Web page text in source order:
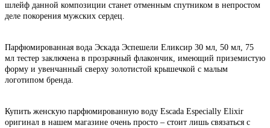
шлейф данной композиции станет отменным спутником в непростом
деле покорения мужских сердец.
Парфюмированная вода Эскада Эспешели Еликсир 30 мл, 50 мл, 75
мл тестер заключена в прозрачный флакончик, имеющий приземистую
форму и увенчанный сверху золотистой крышечкой с малым
логотипом бренда.
Купить женскую парфюмированную воду Escada Especially Elixir
оригинал в нашем магазине очень просто – стоит лишь связаться с